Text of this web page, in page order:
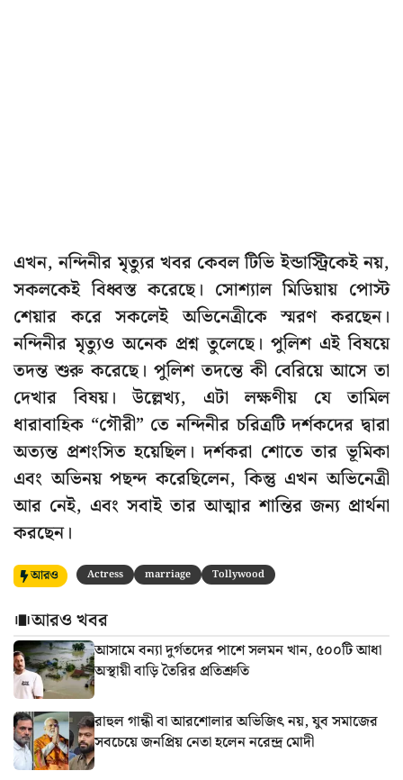
এখন, নন্দিনীর মৃত্যুর খবর কেবল টিভি ইন্ডাস্ট্রিকেই নয়,
সকলকেই বিধ্বস্ত করেছে। সোশ্যাল মিডিয়ায় পোস্ট
শেয়ার করে সকলেই অভিনেত্রীকে স্মরণ করছেন।
নন্দিনীর মৃত্যুও অনেক প্রশ্ন তুলেছে। পুলিশ এই বিষয়ে
তদন্ত শুরু করেছে। পুলিশ তদন্তে কী বেরিয়ে আসে তা
দেখার বিষয়। উল্লেখ্য, এটা লক্ষণীয় যে তামিল
ধারাবাহিক “গৌরী” তে নন্দিনীর চরিত্রটি দর্শকদের দ্বারা
অত্যন্ত প্রশংসিত হয়েছিল। দর্শকরা শোতে তার ভূমিকা
এবং অভিনয় পছন্দ করেছিলেন, কিন্তু এখন অভিনেত্রী
আর নেই, এবং সবাই তার আত্মার শান্তির জন্য প্রার্থনা
করছেন।
আরও Actress marriage Tollywood
আরও খবর
আসামে বন্যা দুর্গতদের পাশে সলমন খান, ৫০০টি আধা
অস্থায়ী বাড়ি তৈরির প্রতিশ্রুতি
রাহুল গান্ধী বা আরশোলার অভিজিৎ নয়, যুব সমাজের
সবচেয়ে জনপ্রিয় নেতা হলেন নরেন্দ্র মোদী